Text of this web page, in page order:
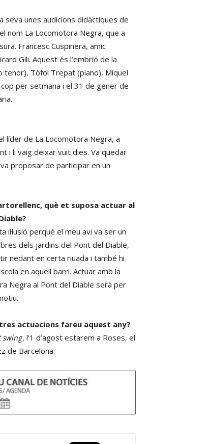
seva unes audicions didàctiques de
nom La Locomotora Negra, que a
Francesc Cuspinera, amic
Gili. Aquest és l’embrió de la
tenor), Tòfol Trepat (piano), Miquel
per setmana i el 31 de gener de
líder de La Locomotora Negra, a
i li vaig deixar vuit dies. Va quedar
proposar de participar en un
què et suposa actuar al
il·lusió perquè el meu avi va ser un
dels jardins del Pont del Diable,
nedant en certa riuada i també hi
en aquell barri. Actuar amb la
Negra al Pont del Diable serà per
actuacions fareu aquest any?
swing, l’1 d’agost estarem a Roses, el
de Barcelona.